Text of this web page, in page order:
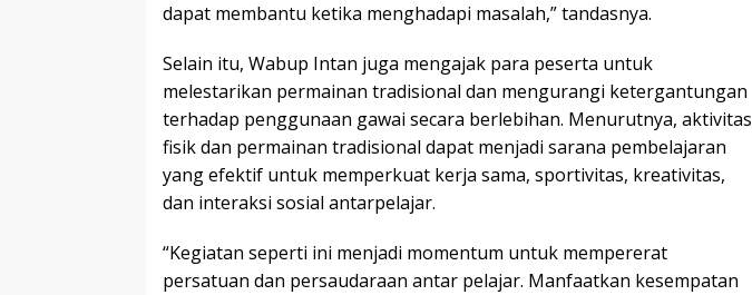
dapat membantu ketika menghadapi masalah,” tandasnya.
Selain itu, Wabup Intan juga mengajak para peserta untuk
melestarikan permainan tradisional dan mengurangi ketergantungan
terhadap penggunaan gawai secara berlebihan. Menurutnya, aktivitas
fisik dan permainan tradisional dapat menjadi sarana pembelajaran
yang efektif untuk memperkuat kerja sama, sportivitas, kreativitas,
dan interaksi sosial antarpelajar.
“Kegiatan seperti ini menjadi momentum untuk mempererat
persatuan dan persaudaraan antar pelajar. Manfaatkan kesempatan